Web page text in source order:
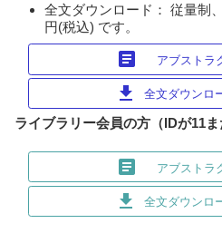
全文ダウンロード： 従量制
円(税込) です。
article アブストラ
download 全文ダウンロ
ライブラリー会員の方（IDが11ま
article アブストラ
download 全文ダウンロ